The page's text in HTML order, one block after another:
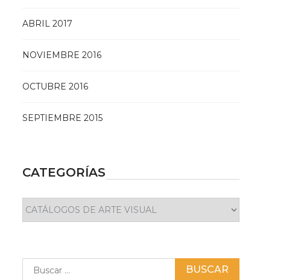
ABRIL 2017
NOVIEMBRE 2016
OCTUBRE 2016
SEPTIEMBRE 2015
CATEGORÍAS
Categorías